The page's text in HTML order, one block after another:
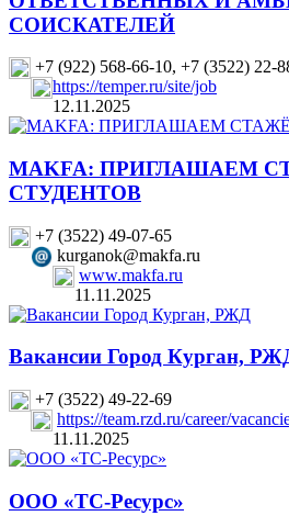
СОИСКАТЕЛЕЙ
+7 (922) 568-66-10, +7 (3522) 22-
https://temper.ru/site/job
12.11.2025
MAKFA: ПРИГЛАШАЕМ
СТУДЕНТОВ
+7 (3522) 49-07-65
kurganok@makfa.ru
www.makfa.ru
11.11.2025
Вакансии Город Курган,
+7 (3522) 49-22-69
https://team.rzd.ru/career/
11.11.2025
ООО «ТС-Ресурс»